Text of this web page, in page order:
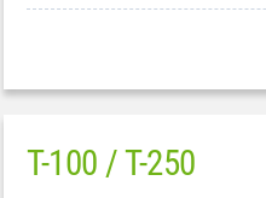
T-100 / T-250